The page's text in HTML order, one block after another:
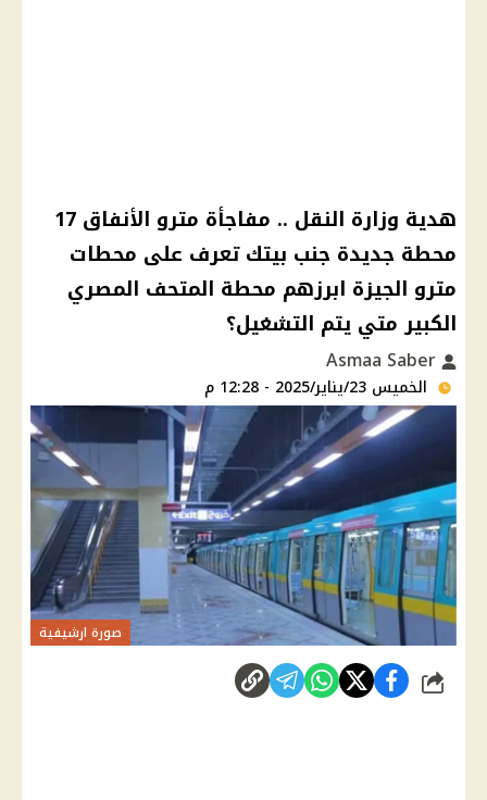
هدية وزارة النقل .. مفاجأة مترو الأنفاق 17
محطة جديدة جنب بيتك تعرف على محطات
مترو الجيزة ابرزهم محطة المتحف المصري
الكبير متي يتم التشغيل؟
الخميس 23/يناير/2025 - 12:28 م
صورة ارشيفية
شارك